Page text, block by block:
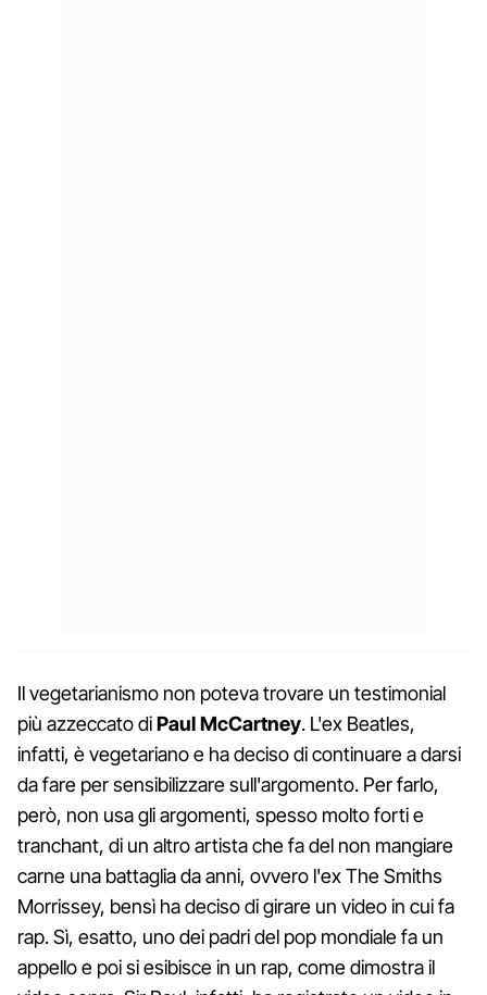
Il vegetarianismo non poteva trovare un testimonial
più azzeccato diPaul McCartney. L'ex Beatles,
infatti, è vegetariano e ha deciso di continuare a darsi
da fare per sensibilizzare sull'argomento. Per farlo,
però, non usa gli argomenti, spesso molto forti e
tranchant, di un altro artista che fa del non mangiare
carne una battaglia da anni, ovvero l'ex The Smiths
Morrissey, bensì ha deciso di girare un video in cui fa
rap. Sì, esatto, uno dei padri del pop mondiale fa un
appello e poi si esibisce in un rap, come dimostra il